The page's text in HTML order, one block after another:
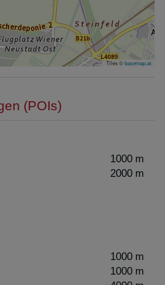
Tiles ©basemap.at
(POIs)
1000 m
2000 m
1000 m
1000 m